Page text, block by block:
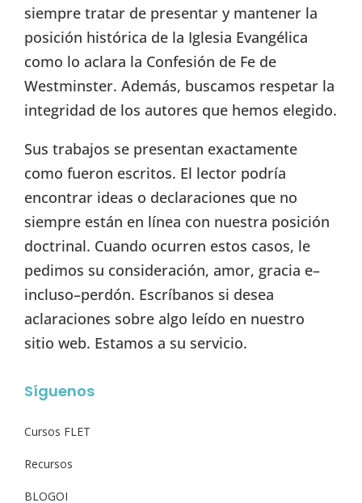
siempre tratar de presentar y mantener la
posición histórica de la Iglesia Evangélica
como lo aclara la Confesión de Fe de
Westminster. Además, buscamos respetar la
integridad de los autores que hemos elegido.
Sus trabajos se presentan exactamente
como fueron escritos. El lector podría
encontrar ideas o declaraciones que no
siempre están en línea con nuestra posición
doctrinal. Cuando ocurren estos casos, le
pedimos su consideración, amor, gracia e–
incluso–perdón. Escríbanos si desea
aclaraciones sobre algo leído en nuestro
sitio web. Estamos a su servicio.
Síguenos
Cursos FLET
Recursos
BLOGOI